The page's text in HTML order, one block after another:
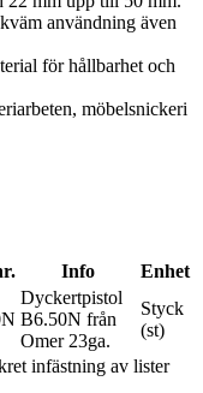
användning även
för hållbarhet och
möbelsnickeri
Info Enhet
Dyckertpistol
B6.50N från
Omer 23ga.
Styck
(st)